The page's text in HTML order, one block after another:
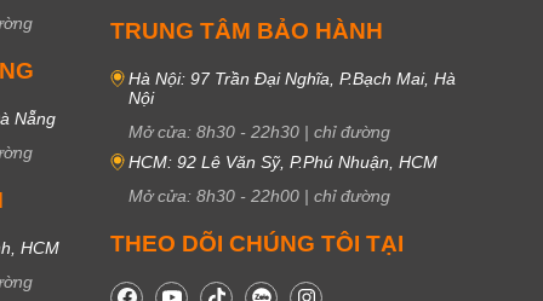
Nẵng
HCM
TRUNG TÂM BẢO HÀNH
Hà Nội: 97 Trần Đại Nghĩa, P.Bạch Mai, Hà
Nội
Mở cửa: 8h30 - 22h30 | chỉ đường
HCM: 92 Lê Văn Sỹ, P.Phú Nhuận, HCM
Mở cửa: 8h30 - 22h00 | chỉ đường
THEO DÕI CHÚNG TÔI TẠI